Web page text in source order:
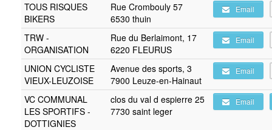
TOUS RISQUES
BIKERS
Rue Crombouly 57
6530 thuin
Email
TRW -
ORGANISATION
Rue du Berlaimont, 17
6220 FLEURUS
Email
UNION CYCLISTE
VIEUX-LEUZOISE
Avenue des sports, 3
7900 Leuze-en-Hainaut
Email
VC COMMUNAL
LES SPORTIFS -
DOTTIGNIES
clos du val d espierre 25
7730 saint leger
Email